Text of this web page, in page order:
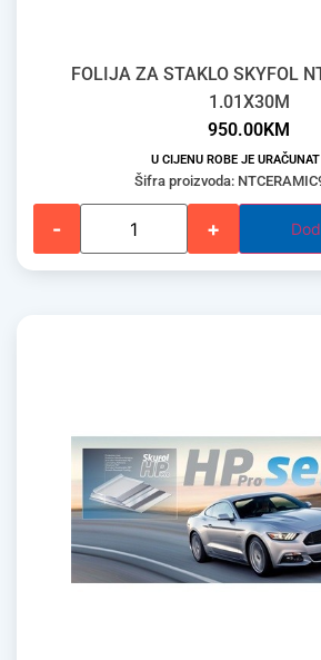
FOLIJA ZA STAKLO SKYFOL
1.01X30M
950.00KM
U CIJENU ROBE JE
Šifra proizvoda:
- +